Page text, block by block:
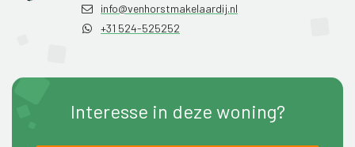
info@venhorstmakelaardij.nl
+31 524-525252
Interesse in deze woning?